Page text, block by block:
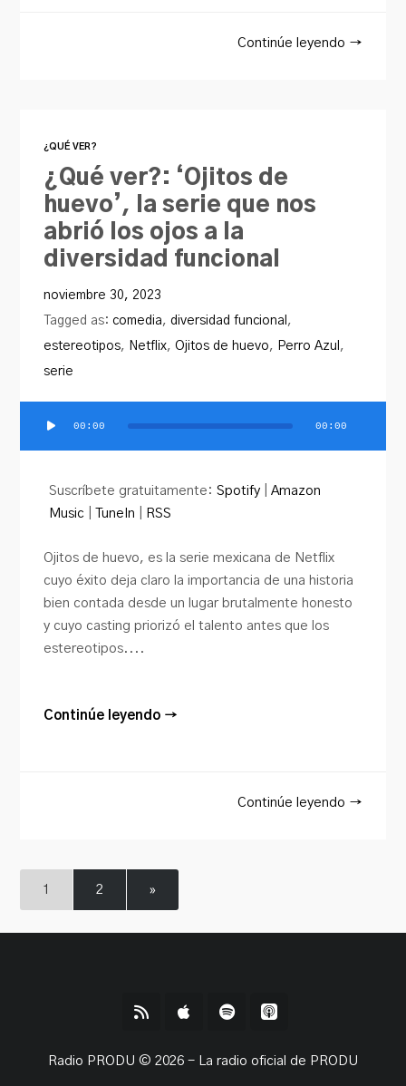
Continúe leyendo →
¿QUÉ VER?
¿Qué ver?: ‘Ojitos de
huevo’, la serie que nos
abrió los ojos a la
diversidad funcional
noviembre 30, 2023
Tagged as: comedia,diversidad funcional ,
estereotipos, Netflix,Ojitos de huevo, Perro Azul ,
serie
Reproductor
00:00 00:00
Suscríbete gratuitamente:Spotify |Amazon
Music
TuneIn RSS
Ojitos de huevo, es la serie mexicana de Netflix
cuyo éxito deja claro la importancia de una historia
bien contada desde un lugar brutalmente honesto
y cuyo casting priorizó el talento antes que los
estereotipos....
Continúe leyendo →
Continúe leyendo →
1 2 »
Radio PRODU © 2026 - La radio oficial de PRODU